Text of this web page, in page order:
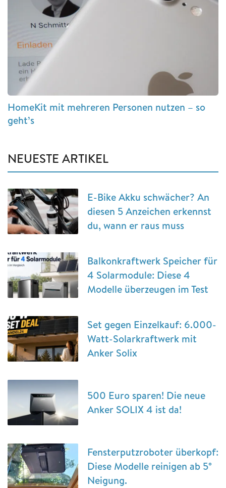
HomeKit mit mehreren Personen nutzen – so
geht’s
NEUESTE ARTIKEL
E-Bike Akku schwächer? An
diesen 5 Anzeichen erkennst
du, wann er raus muss
Balkonkraftwerk Speicher für
4 Solarmodule: Diese 4
Modelle überzeugen im Test
Set gegen Einzelkauf: 6.000-
Watt-Solarkraftwerk mit
Anker Solix
500 Euro sparen! Die neue
Anker SOLIX 4 ist da!
Fensterputzroboter überkopf:
Diese Modelle reinigen ab 5°
Neigung.